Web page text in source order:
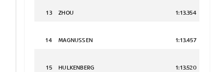
13 ZHOU 1:13.354
14 MAGNUSSEN 1:13.457
15 HULKENBERG 1:13.520